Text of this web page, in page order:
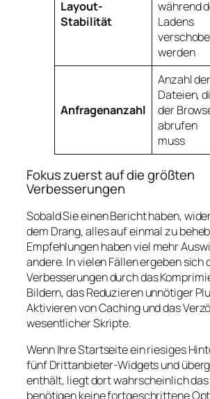
Layout-
Stabilität
während
Ladens
werden
Anfragenanzahl
Anzahl der
Dateien,
der
abrufen
muss
Fokus zuerst auf die größten
Verbesserungen
Sobald Sie einen Bericht haben,
dem Drang, alles auf einmal zu
Empfehlungen haben viel mehr
andere. In vielen Fällen ergeben sich
Verbesserungen durch das
Bildern, das Reduzieren unnötiger
Aktivieren von Caching und das
wesentlicher Skripte.
Wenn Ihre Startseite ein riesiges
fünf Drittanbieter-Widgets und
enthält, liegt dort wahrscheinlich
benötigen keine fortgeschrittene